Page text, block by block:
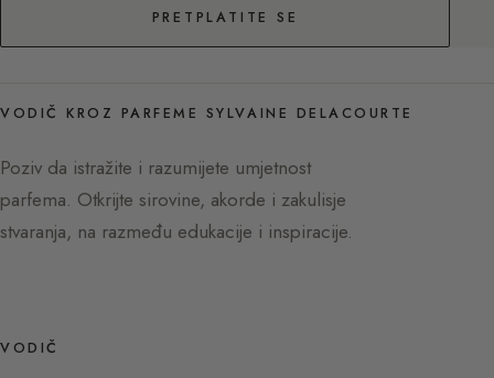
PRETPLATITE SE
VODIČ KROZ PARFEME SYLVAINE DELACOURTE
Poziv da istražite i razumijete umjetnost
parfema. Otkrijte sirovine, akorde i zakulisje
stvaranja, na razmeđu edukacije i inspiracije.
VODIČ